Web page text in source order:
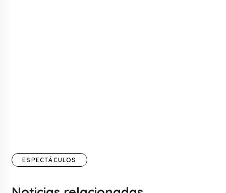
ESPECTÁCULOS